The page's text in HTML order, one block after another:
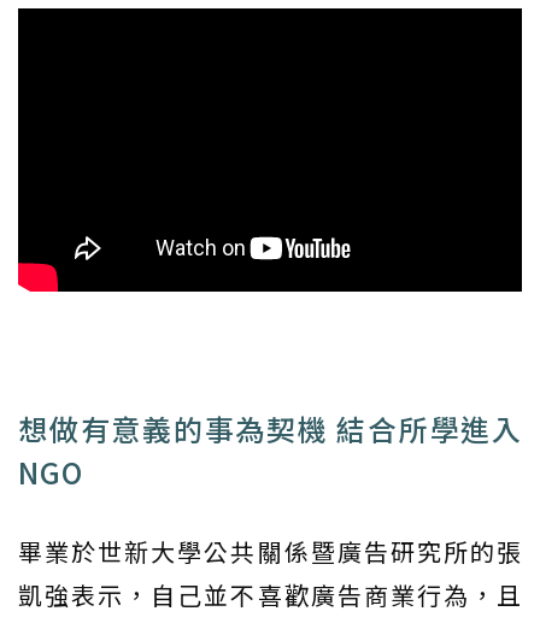
想做有意義的事為契機 結合所學進入
NGO
畢業於世新大學公共關係暨廣告研究所的張
凱強表示，自己並不喜歡廣告商業行為，且